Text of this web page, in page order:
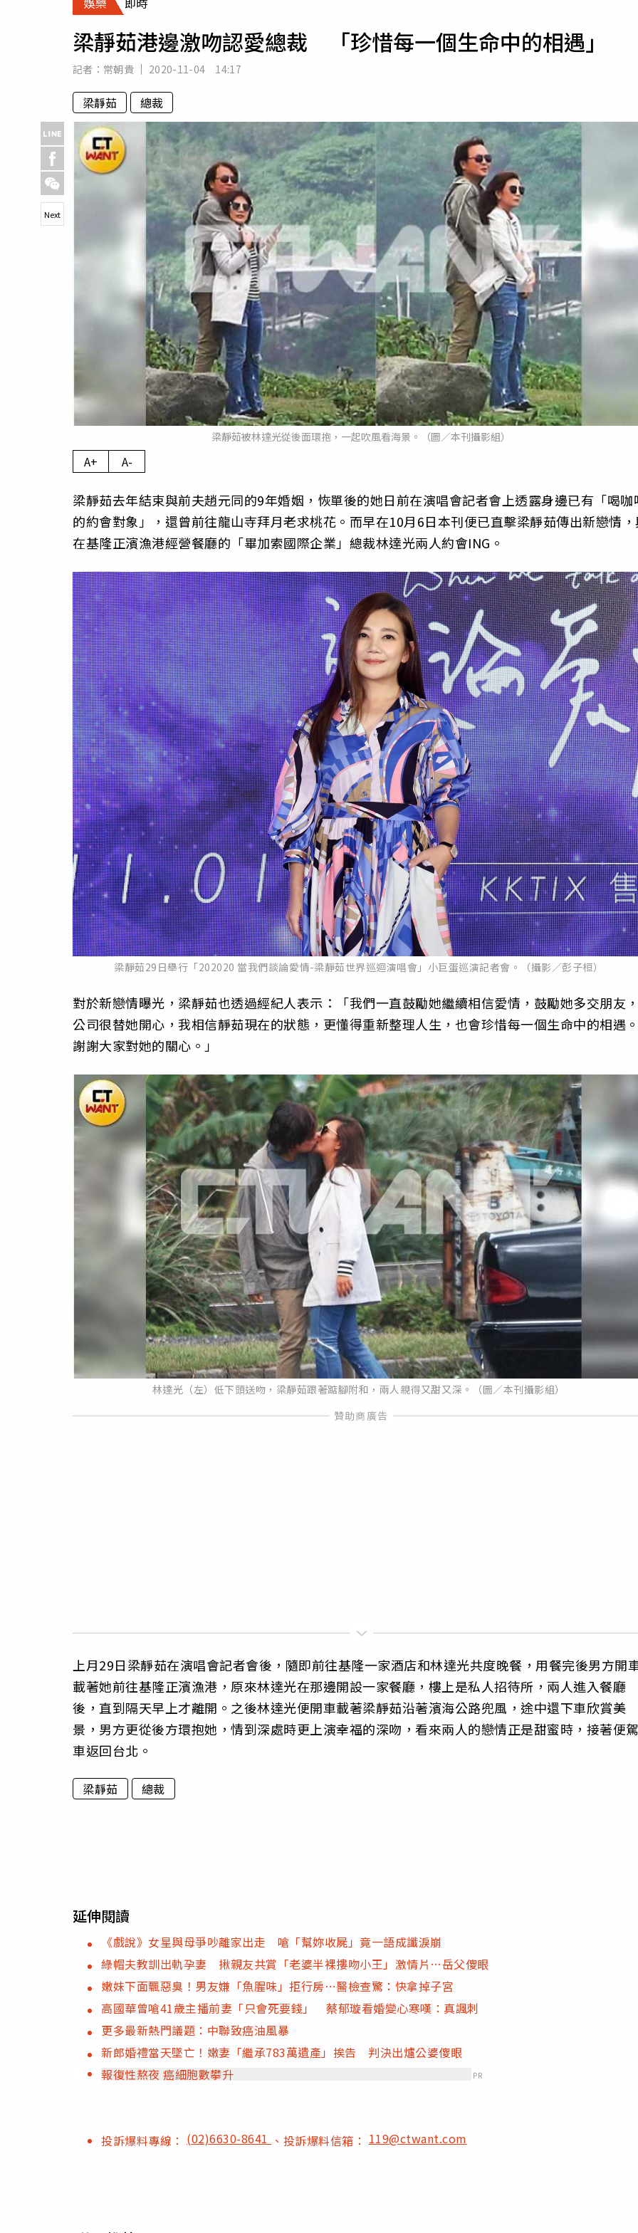
專欄
房產新勢力
運勢
梁靜茹港邊激吻認愛總裁 「珍惜每一個生命中的相遇」
記者： 常朝貴 2020-11-04 14:17
梁靜茹 總裁
梁靜茹被林達光從後面環抱，一起吹風看海景。（圖／本刊攝影組）
Next
A+ A-
梁靜茹去年結束與前夫趙元同的9年婚姻， 恢單後的她日前在演唱會記者會上透露身邊已有「喝咖
的約會對象」，還曾前往龍山寺拜月老求桃花。 而早在10月6日本刊便已直擊梁靜茹傳出新戀情，
在基隆正濱漁港經營餐廳的「畢加索國際企業」 總裁林達光兩人約會ING。
梁靜茹29日舉行「202020 當我們談論愛情-梁靜茹世界巡迴演唱會」小巨蛋巡演記者會。（攝影／彭子桓）
對於新戀情曝光，梁靜茹也透過經紀人表示：「我們一直鼓勵她繼續相信愛情，鼓勵她多交朋友
公司很替她開心， 我相信靜茹現在的狀態，更懂得重新整理人生， 也會珍惜每一個生命中的相遇
謝謝大家對她的關心。」
林達光（左）低下頭送吻，梁靜茹跟著踮腳附和，兩人親得又甜又深。（圖／本刊攝影組）
上月29日梁靜茹在演唱會記者會後， 隨即前往基隆一家酒店和林達光共度晚餐， 用餐完後男方開
載著她前往基隆正濱漁港， 原來林達光在那邊開設一家餐廳，樓上是私人招待所， 兩人進入餐廳
後，直到隔天早上才離開。 之後林達光便開車載著梁靜茹沿著濱海公路兜風， 途中還下車欣賞美
景，男方更從後方環抱她， 情到深處時更上演幸福的深吻，看來兩人的戀情正是甜蜜時， 接著便
車返回台北。
梁靜茹 總裁
延伸閱讀
《戲說》女星與母爭吵離家出走 嗆「幫妳收屍」竟一語成讖淚崩
綠帽夫教訓出軌孕妻 揪親友共賞「老婆半裸摟吻小王」激情片…岳父傻眼
嫩妹下面飄惡臭！男友嫌「魚腥味」拒行房…醫檢查驚：快拿掉子宮
高國華曾嗆41歲主播前妻「只會死要錢」 蔡郁璇看婚變心寒嘆：真諷刺
更多最新熱門議題：中聯致癌油風暴
新郎婚禮當天墜亡！嫩妻「繼承783萬遺產」挨告 判決出爐公婆傻眼
報復性熬夜 癌細胞數攀升
PR
投訴爆料專線： (02)6630-8641 、投訴爆料信箱：119@ctwant.com